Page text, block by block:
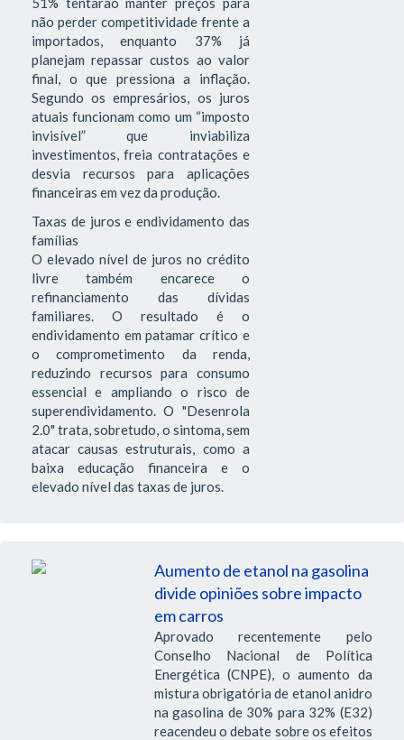
não perder competitividade frente a
importados, enquanto 37% já
planejam repassar custos ao valor
final, o que pressiona a inflação.
Segundo os empresários, os juros
atuais funcionam como um “imposto
invisível” que inviabiliza
investimentos, freia contratações e
desvia recursos para aplicações
financeiras em vez da produção.
Taxas de juros e endividamento das
famílias
O elevado nível de juros no crédito
livre também encarece o
refinanciamento das dívidas
familiares. O resultado é o
endividamento em patamar crítico e
o comprometimento da renda,
reduzindo recursos para consumo
essencial e ampliando o risco de
superendividamento. O "Desenrola
2.0" trata, sobretudo, o sintoma, sem
atacar causas estruturais, como a
baixa educação financeira e o
elevado nível das taxas de juros.
Aumento de etanol na gasolina
divide opiniões sobre impacto
em carros
Aprovado recentemente pelo
Conselho Nacional de Política
Energética (CNPE), o aumento da
mistura obrigatória de etanol anidro
na gasolina de 30% para 32% (E32)
reacendeu o debate sobre os efeitos